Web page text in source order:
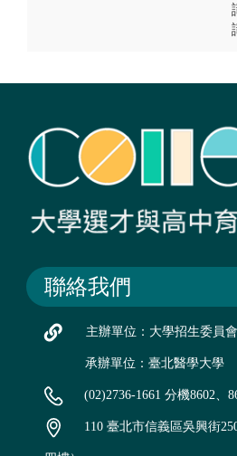
聯絡我們
主辦單位：大學招生委員
承辦單位：臺北醫學大學
(02)2736-1661 分機8602、
110 臺北市信義區吳興街